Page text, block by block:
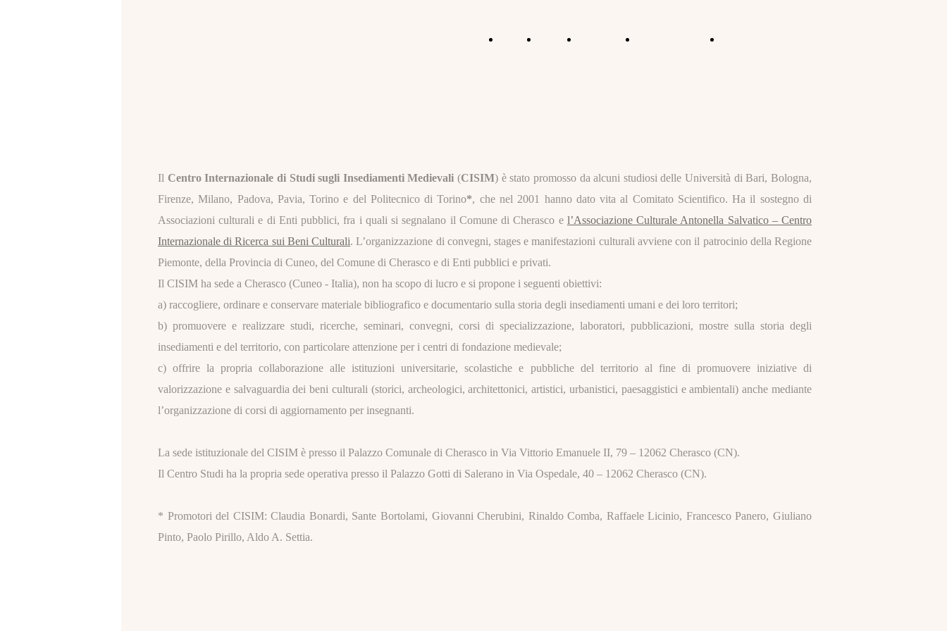
HOME CONTATTI PUBBLICAZIONI
Il Centro Internazionale di Studi sugli Insediamenti Medievali (CISIM) è stato promosso da alcuni studiosi delle Università di Bari, Bologna,
Firenze, Milano, Padova, Pavia, Torino e del Politecnico di Torino*, che nel 2001 hanno dato vita al Comitato Scientifico. Ha il sostegno di
Associazioni culturali e di Enti pubblici, fra i quali si segnalano il Comune di Cherasco e l’Associazione Culturale Antonella Salvatico – Centro
Internazionale di Ricerca sui Beni Culturali. L’organizzazione di convegni, stages e manifestazioni culturali avviene con il patrocinio della Regione
Piemonte, della Provincia di Cuneo, del Comune di Cherasco e di Enti pubblici e privati.
Il CISIM ha sede a Cherasco (Cuneo - Italia), non ha scopo di lucro e si propone i seguenti obiettivi:
a) raccogliere, ordinare e conservare materiale bibliografico e documentario sulla storia degli insediamenti umani e dei loro territori;
b) promuovere e realizzare studi, ricerche, seminari, convegni, corsi di specializzazione, laboratori, pubblicazioni, mostre sulla storia degli
insediamenti e del territorio, con particolare attenzione per i centri di fondazione medievale;
c) offrire la propria collaborazione alle istituzioni universitarie, scolastiche e pubbliche del territorio al fine di promuovere iniziative di
valorizzazione e salvaguardia dei beni culturali (storici, archeologici, architettonici, artistici, urbanistici, paesaggistici e ambientali) anche mediante
l’organizzazione di corsi di aggiornamento per insegnanti.
La sede istituzionale del CISIM è presso il Palazzo Comunale di Cherasco in Via Vittorio Emanuele II, 79 – 12062 Cherasco (CN).
Il Centro Studi ha la propria sede operativa presso il Palazzo Gotti di Salerano in Via Ospedale, 40 – 12062 Cherasco (CN).
* Promotori del CISIM: Claudia Bonardi, Sante Bortolami, Giovanni Cherubini, Rinaldo Comba, Raffaele Licinio, Francesco Panero, Giuliano
Pinto, Paolo Pirillo, Aldo A. Settia.